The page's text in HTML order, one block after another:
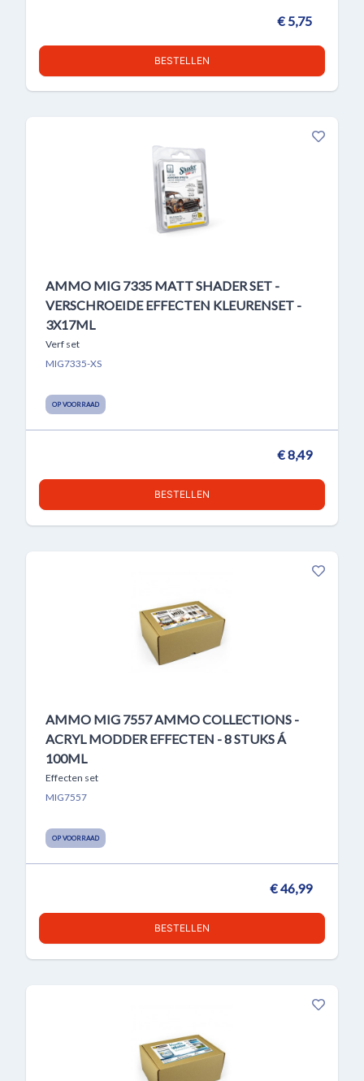
€ 5,75
BESTELLEN
AMMO MIG 7335 MATT SHADER SET -
VERSCHROEIDE EFFECTEN KLEURENSET -
3X17ML
Verf set
MIG7335-XS
OP VOORRAAD
€ 8,49
BESTELLEN
AMMO MIG 7557 AMMO COLLECTIONS -
ACRYL MODDER EFFECTEN - 8 STUKS Á
100ML
Effecten set
MIG7557
OP VOORRAAD
€ 46,99
BESTELLEN